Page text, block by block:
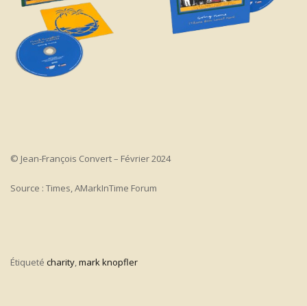
© Jean-François Convert – Février 2024
Source : Times, AMarkInTime Forum
Étiqueté charity,mark knopfler